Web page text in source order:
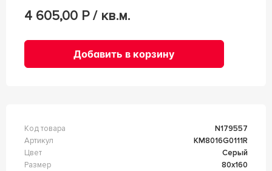
4 605,00 Р / кв.м.
Добавить в корзину
Код товара
n179557
Артикул
KM8016G0111R
Цвет
Серый
Размер
80x160